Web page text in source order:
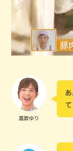
嘉数ゆり